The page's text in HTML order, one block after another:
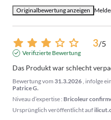
Originalbewertung anzeigen
3/5
Verifizierte Bewertung
Das Produkt war schlecht
Bewertung vom 31.3.2026 , infolge
Patrice G.
Niveau d’expertise : Bricoleur
Ursprünglich veröffentlicht auf